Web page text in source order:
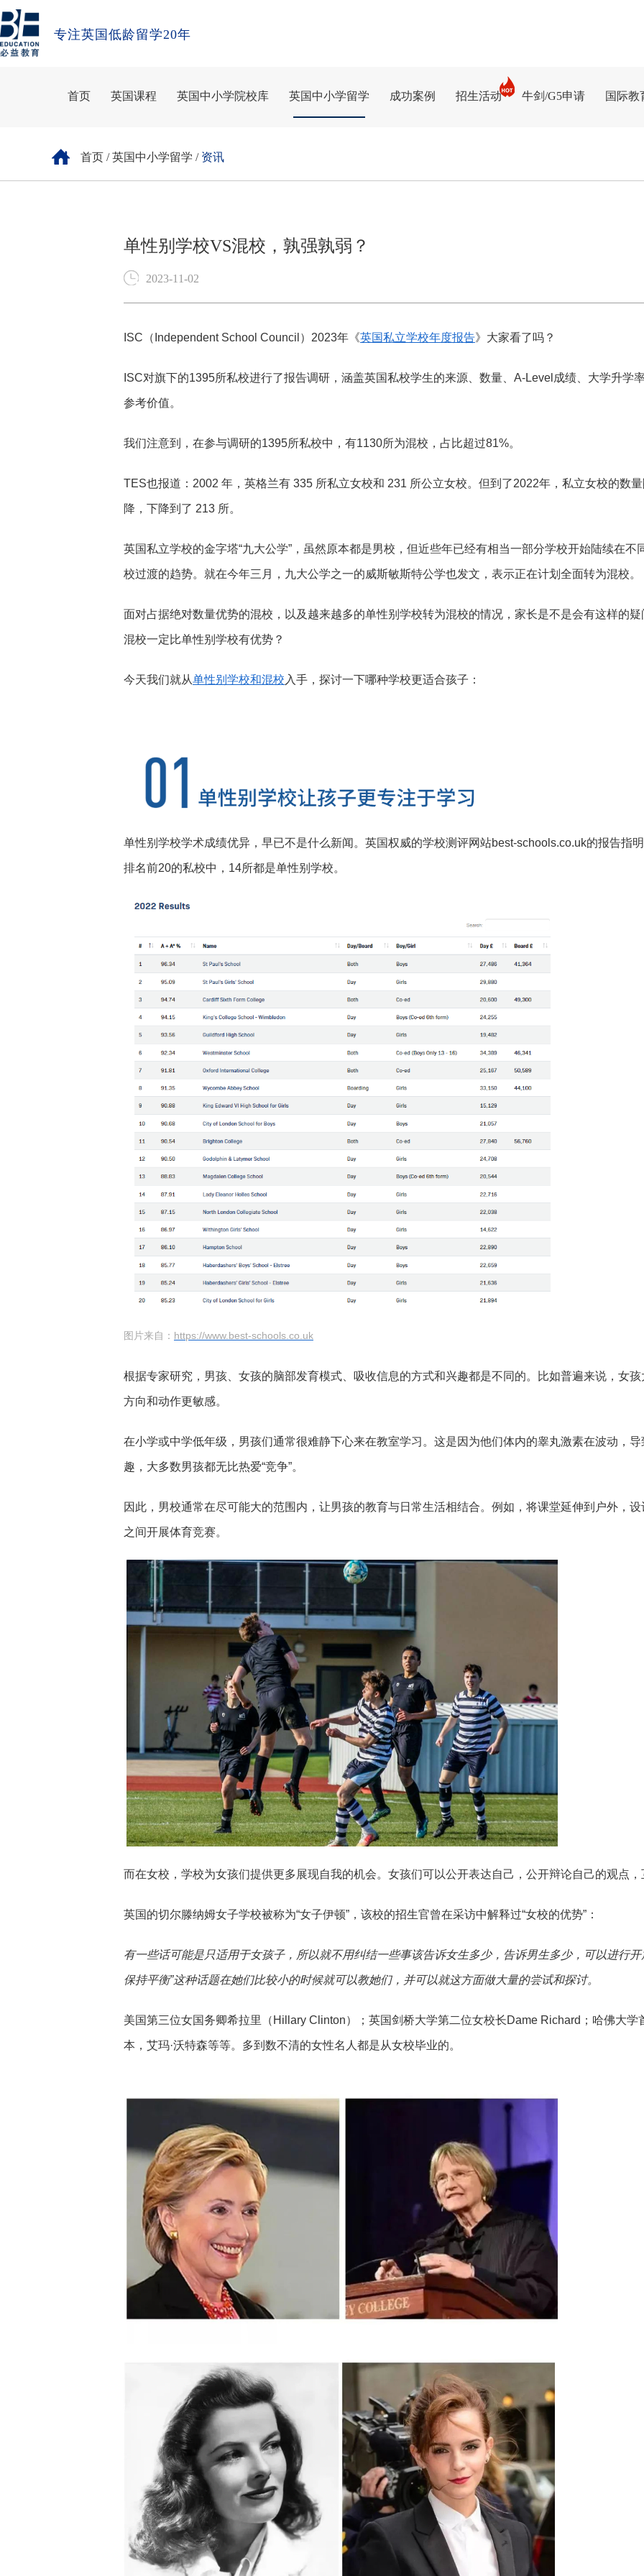
专注英国低龄留学20年
首页 英国课程 英国中小学院校库 英国中小学留学 成功案例 招生活动 牛剑/G5申请 国际教
首页 / 英国中小学留学 / 资讯
单性别学校VS混校，孰强孰弱？
2023-11-02
ISC （Independent School Council）2023年《英国私立学校年度报告》大家看了吗？
ISC对旗下的1395所私校进行了报告调研，涵盖英国私校学生的来源、数量、A-Level成绩、大学升学
参考价值。
我们注意到，在参与调研的1395所私校中，有1130所为混校，占比超过81%。
TES也报道：2002 年，英格兰有 335 所私立女校和 231 所公立女校。但到了2022年，私立女校的数
降，下降到了 213 所。
英国私立学校的金字塔“九大公学”，虽然原本都是男校，但近些年已经有相当一部分学校开始陆续在
校过渡的趋势。就在今年三月，九大公学之一的威斯敏斯特公学也发文，表示正在计划全面转为混校。
面对占据绝对数量优势的混校，以及越来越多的单性别学校转为混校的情况，家长是不是会有这样的
混校一定比单性别学校有优势？
今天我们就从单性别学校和混校 入手，探讨一下哪种学校更适合孩子：
单性别学校学术成绩优异，早已不是什么新闻。英国权威的学校测评网站best-schools.co.uk的报告指
排名前20的私校中，14所都是单性别学校。
图片来自： https://www.best-schools.co.uk
根据专家研究，男孩、女孩的脑部发育模式、吸收信息的方式和兴趣都是不同的。比如普遍来说，女
方向和动作更敏感。
在小学或中学低年级，男孩们通常很难静下心来在教室学习。这是因为他们体内的睾丸激素在波动，
趣，大多数男孩都无比热爱“竞争”。
因此，男校通常在尽可能大的范围内，让男孩的教育与日常生活相结合。例如，将课堂延伸到户外，
之间开展体育竞赛。
而在女校，学校为女孩们提供更多展现自我的机会。女孩们可以公开表达自己，公开辩论自己的观点，
英国的切尔滕纳姆女子学校被称为“女子伊顿”，该校的招生官曾在采访中解释过“女校的优势”：
有一些话可能是只适用于女孩子，所以就不用纠结一些事该告诉女生多少，告诉男生多少，可以进行
保持平衡”这种话题在她们比较小的时候就可以教她们，并可以就这方面做大量的尝试和探讨。
美国第三位女国务卿希拉里（Hillary Clinton）；英国剑桥大学第二位女校长Dame Richard；哈佛大学
本，艾玛·沃特森等等。多到数不清的女性名人都是从女校毕业的。